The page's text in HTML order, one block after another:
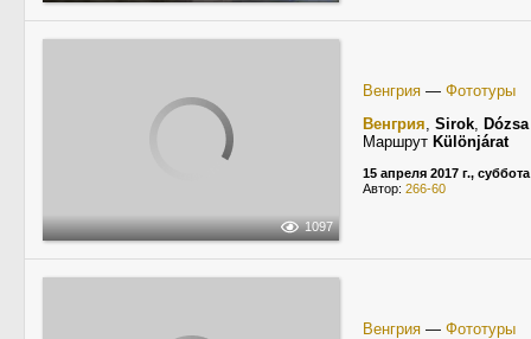
1097
Венгрия — Фототуры
Венгрия, Sirok,
Маршрут Különjárat
15 апреля 2017 г., суббота
Автор: 266-60
Венгрия — Фототуры